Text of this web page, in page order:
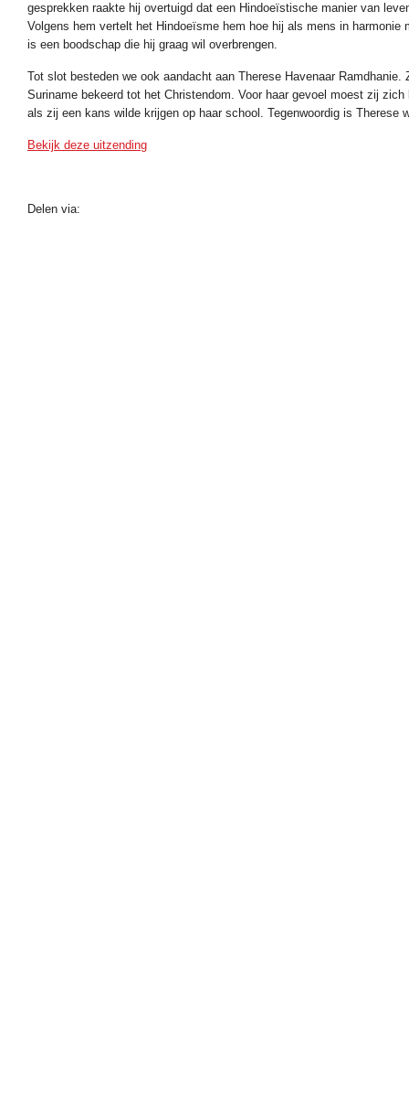
gesprekken raakte hij overtuigd dat een Hindoeïstische manier van
Volgens hem vertelt het Hindoeïsme hem hoe hij als mens in harmonie
is een boodschap die hij graag wil overbrengen.
Tot slot besteden we ook aandacht aan Therese Havenaar Ramdhanie.
Suriname bekeerd tot het Christendom. Voor haar gevoel moest zij
als zij een kans wilde krijgen op haar school. Tegenwoordig is Therese
Bekijk deze uitzending
Delen via: